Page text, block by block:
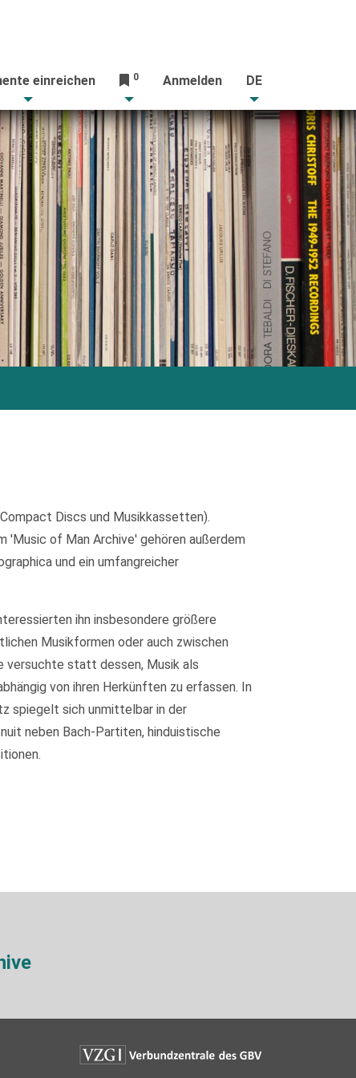
einreichen 0 Anmelden DE
Discs und Musikkassetten).
'Music of Man Archive' gehören außerdem
und ein umfangreicher
ihn insbesondere größere
Musikformen oder auch zwischen
versuchte statt dessen, Musik als
von ihren Herkünften zu erfassen. In
spiegelt sich unmittelbar in der
neben Bach-Partiten, hinduistische